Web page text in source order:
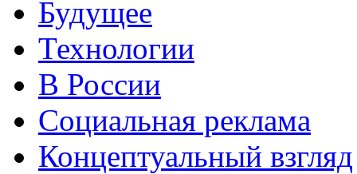
Будущее
Технологии
В России
Социальная реклама
Концептуальный взгляд